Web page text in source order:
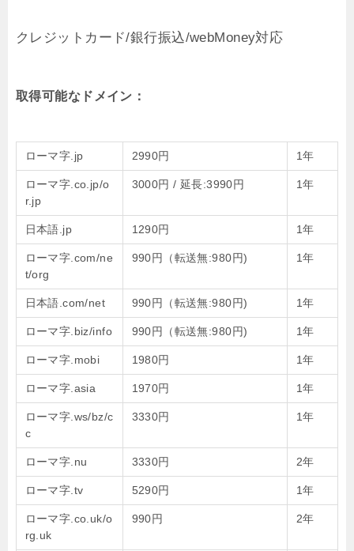
クレジットカード/銀行振込/webMoney対応
取得可能なドメイン：
ローマ字.jp 2990円 1年
ローマ字.co.jp/o
r.jp
3000円 / 延長:3990円 1年
日本語.jp 1290円 1年
ローマ字.com/ne
t/org
990円（転送無:980円) 1年
日本語.com/net 990円（転送無:980円) 1年
ローマ字.biz/info 990円（転送無:980円) 1年
ローマ字.mobi 1980円 1年
ローマ字.asia 1970円 1年
ローマ字.ws/bz/c
c
3330円 1年
ローマ字.nu 3330円 2年
ローマ字.tv 5290円 1年
ローマ字.co.uk/o
rg.uk
990円 2年